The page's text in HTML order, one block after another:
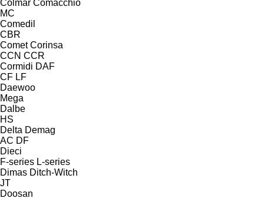
Colmar Comacchio
MC
Comedil
CBR
Comet Corinsa
CCN CCR
Cormidi DAF
CF LF
Daewoo
Mega
Dalbe
HS
Delta Demag
AC DF
Dieci
F-series L-series
Dimas Ditch-Witch
JT
Doosan